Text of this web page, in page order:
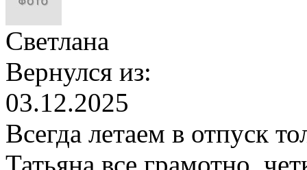
Светлана
Вернулся из:
03.12.2025
Всегда летаем в отпуск